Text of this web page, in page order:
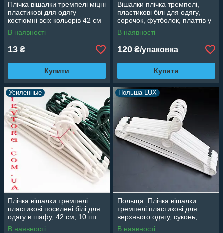
Плічка вішалки тремпелі міцні
пластикові для одягу
костюмні всіх кольорів 42 см
В наявності
13 ₴
Купити
Вішалки плічка тремпелі,
пластикові білі для одягу,
сорочок, футболок, платтів у
шафу, 42 см, 10 шт.
В наявності
120 ₴/упаковка
Купити
Усиленные
Плічка вішалки тремпелі
пластикові посилені білі для
одягу в шафу, 42 см, 10 шт
В наявності
Польша LUX
Польща. Плічка вішалки
тремпелі пластикові для
верхнього одягу, суконь,
костюмів білі, 40 см, 10 шт
В наявності